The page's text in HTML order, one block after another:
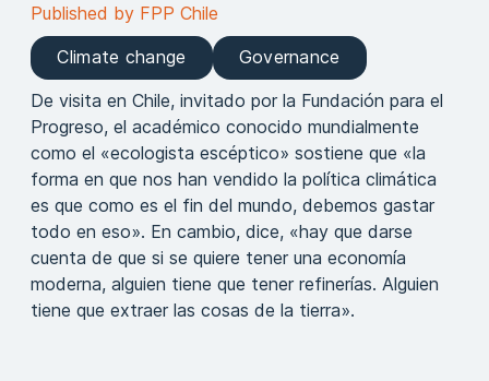
Published by FPP Chile
Climate change
Governance
De visita en Chile, invitado por la Fundación para el
Progreso, el académico conocido mundialmente
como el «ecologista escéptico» sostiene que «la
forma en que nos han vendido la política climática
es que como es el fin del mundo, debemos gastar
todo en eso». En cambio, dice, «hay que darse
cuenta de que si se quiere tener una economía
moderna, alguien tiene que tener refinerías. Alguien
tiene que extraer las cosas de la tierra».